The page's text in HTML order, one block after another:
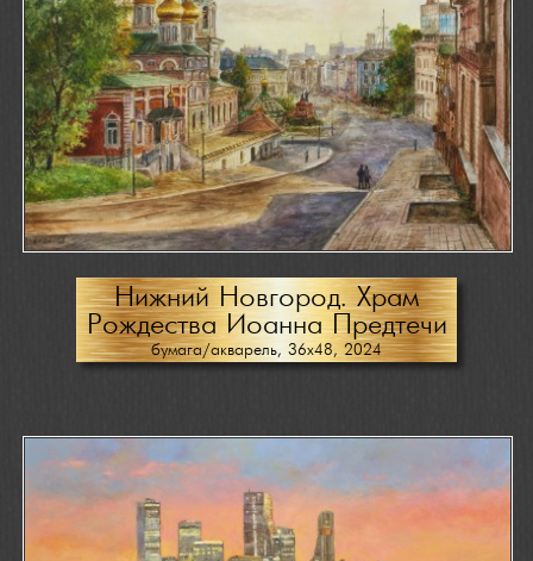
Нижний Новгород. Храм
Рождества Иоанна Предтечи
бумага/акварель, 36х48, 2024